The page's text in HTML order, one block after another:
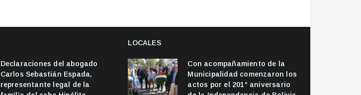
Declaraciones del abogado
Carlos Sebastián Espada,
representante legal de la
LOCALES
Con acompañamiento de la
Municipalidad comenzaron los
actos por el 201° aniversario